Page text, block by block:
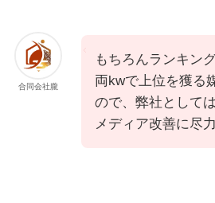
合同会社朧
もちろんランキン
両kwで上位を獲る
ので、弊社として
メディア改善に尽